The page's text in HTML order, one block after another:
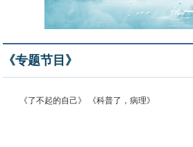
《专题节目》
《了不起的自己》 《科普了，病理》